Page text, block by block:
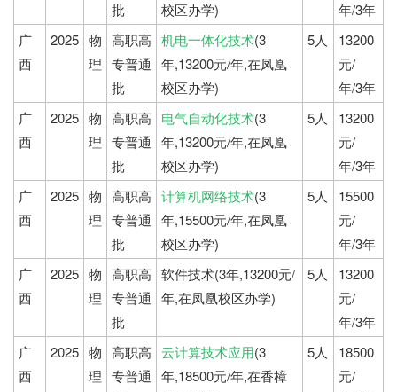
批
校区办学)
年/3年
广
西
2025 物
理
高职高
专普通
批
机电一体化技术(3
年,13200元/年,在凤凰
校区办学)
5人
13200
元/
年/3年
广
西
2025 物
理
高职高
专普通
批
电气自动化技术(3
年,13200元/年,在凤凰
校区办学)
5人
13200
元/
年/3年
广
西
2025 物
理
高职高
专普通
批
计算机网络技术(3
年,15500元/年,在凤凰
校区办学)
5人
15500
元/
年/3年
广
西
2025 物
理
高职高
专普通
批
软件技术(3年,13200元/
年,在凤凰校区办学)
5人
13200
元/
年/3年
广
西
2025 物
理
高职高
专普通
云计算技术应用(3
年,18500元/年,在香樟
5人
18500
元/